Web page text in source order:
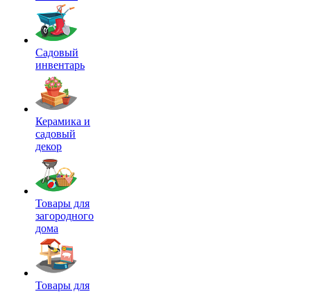
Садовый
инвентарь
Керамика и
садовый
декор
Товары для
загородного
дома
Товары для